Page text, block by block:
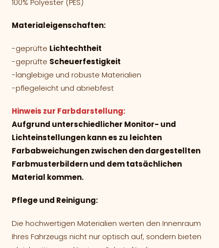
100% Polyester (PES)
Materialeigenschaften:
-geprüfte Lichtechtheit
-geprüfte Scheuerfestigkeit
-langlebige und robuste Materialien
-pflegeleicht und abriebfest
Hinweis zur Farbdarstellung:
Aufgrund unterschiedlicher Monitor- und
Lichteinstellungen kann es zu leichten
Farbabweichungen zwischen den dargestellten
Farbmusterbildern und dem tatsächlichen
Material kommen.
Pflege und Reinigung:
Die hochwertigen Materialien werten den Innenraum
Ihres Fahrzeugs nicht nur optisch auf, sondern bieten